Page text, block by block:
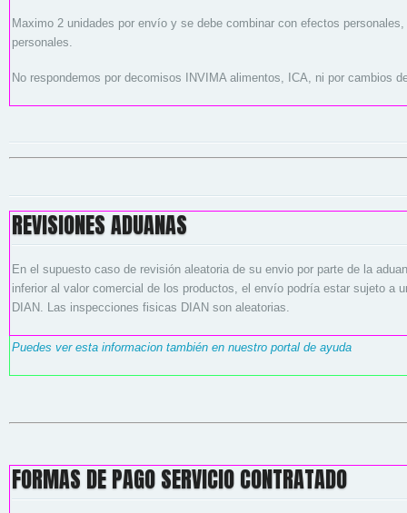
Maximo 2 unidades por envío y se debe combinar con efectos
personales.
No respondemos por decomisos INVIMA alimentos, ICA, ni por cambios
REVISIONES ADUANAS
En el supuesto caso de revisión aleatoria de su envio por parte de la
inferior al valor comercial de los productos, el envío podría estar sujeto a
DIAN. Las inspecciones fisicas DIAN son aleatorias.
Puedes ver esta informacion también en nuestro portal de ayuda
FORMAS DE PAGO SERVICIO CONTRATADO